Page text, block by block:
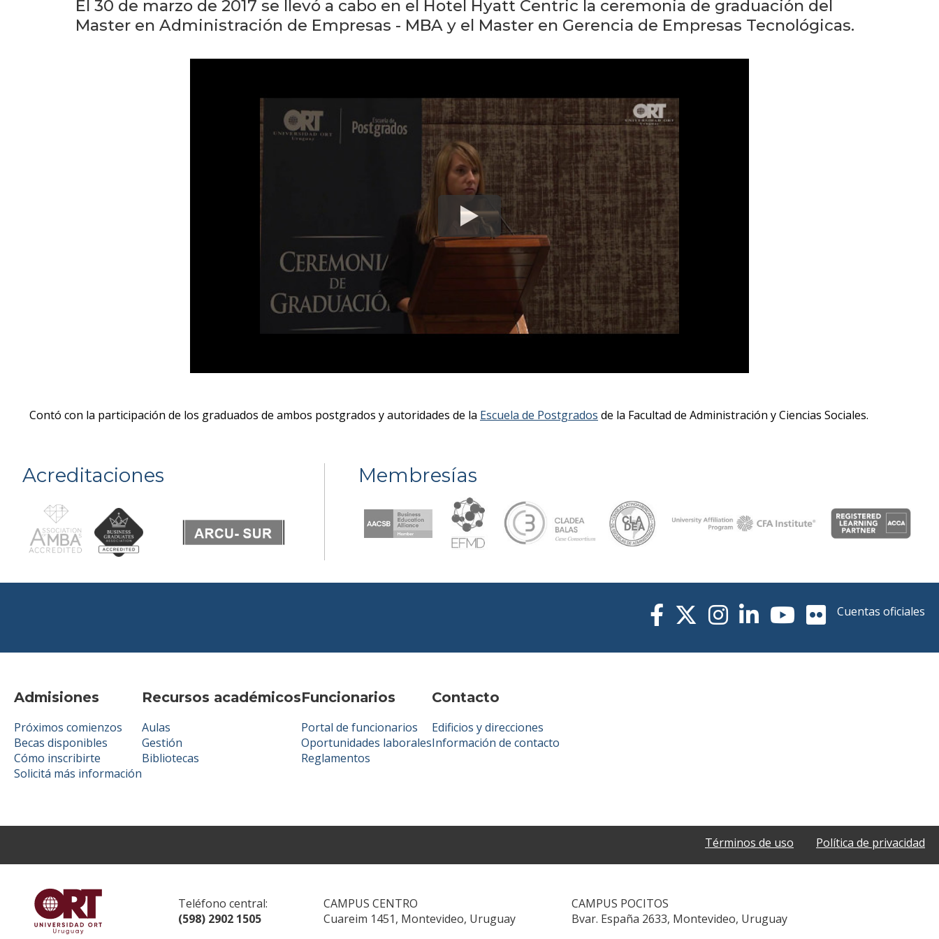
eventos
El 30 de marzo de 2017 se llevó a cabo en el Hotel Hyatt Centric la ceremonia de graduación del
Master en Administración de Empresas - MBA y el Master en Gerencia de Empresas Tecnológicas.
Contó con la participación de los graduados de ambos postgrados y autoridades de la Escuela de Postgrados de la Facultad de Administración y Ciencias Sociales.
Acreditaciones Membresías
Admisiones
Próximos comienzos
Becas disponibles
Cómo inscribirte
Solicitá más información
Recursos académicos
Aulas
Gestión
Bibliotecas
Funcionarios
Portal de funcionarios
Oportunidades laborales
Reglamentos
Contacto
Edificios y direcciones
Información de contacto
Cuentas oficiales
Términos de uso Política de privacidad
Teléfono central:
(598) 2902 1505
CAMPUS CENTRO
Cuareim 1451, Montevideo, Uruguay
CAMPUS POCITOS
Bvar. España 2633, Montevideo, Uruguay